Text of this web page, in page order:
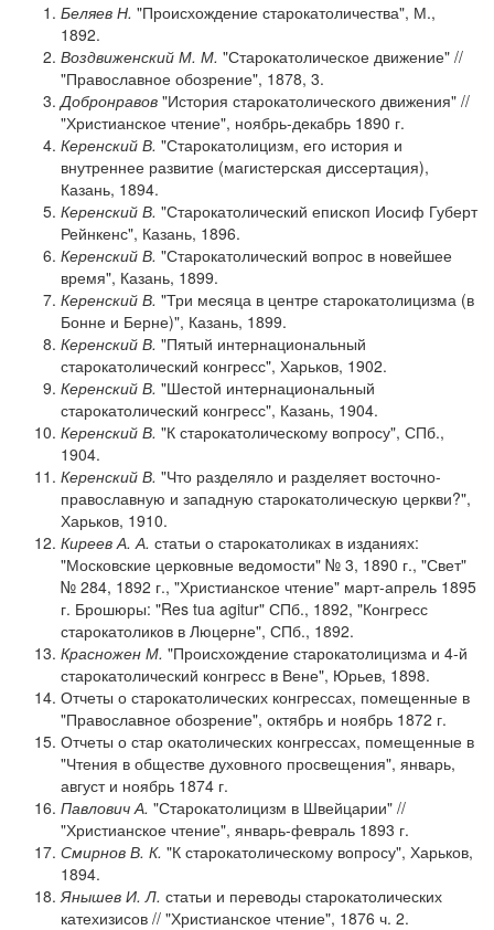
Беляев Н. "Происхождение старокатоличества", М.,
1892.
Воздвиженский М. М. "Старокатолическое движение" //
"Православное обозрение", 1878, 3.
Добронравов "История старокатолического движения" //
"Христианское чтение", ноябрь-декабрь 1890 г.
Керенский В. "Старокатолицизм, его история и
внутреннее развитие (магистерская диссертация),
Казань, 1894.
Керенский В. "Старокатолический епископ Иосиф Губерт
Рейнкенс", Казань, 1896.
Керенский В. "Старокатолический вопрос в новейшее
время", Казань, 1899.
Керенский В. "Три месяца в центре старокатолицизма (в
Бонне и Берне)", Казань, 1899.
Керенский В. "Пятый интернациональный
старокатолический конгресс", Харьков, 1902.
Керенский В. "Шестой интернациональный
старокатолический конгресс", Казань, 1904.
Керенский В. "К старокатолическому вопросу", СПб.,
1904.
Керенский В. "Что разделяло и разделяет восточно-
православную и западную старокатолическую церкви?",
Харьков, 1910.
Киреев А. А. статьи о старокатоликах в изданиях:
"Московские церковные ведомости" № 3, 1890 г., "Свет"
№ 284, 1892 г., "Христианское чтение" март-апрель 1895
г. Брошюры: "Res tua agitur" СПб., 1892, "Конгресс
старокатоликов в Люцерне", СПб., 1892.
Красножен М. "Происхождение старокатолицизма и 4-й
старокатолический конгресс в Вене", Юрьев, 1898.
Отчеты о старокатолических конгрессах, помещенные в
"Православное обозрение", октябрь и ноябрь 1872 г.
Отчеты о стар окатолических конгрессах, помещенные в
"Чтения в обществе духовного просвещения", январь,
август и ноябрь 1874 г.
Павлович А. "Старокатолицизм в Швейцарии" //
"Христианское чтение", январь-февраль 1893 г.
Смирнов В. К. "К старокатолическому вопросу", Харьков,
1894.
Янышев И. Л. статьи и переводы старокатолических
катехизисов // "Христианское чтение", 1876 ч. 2.